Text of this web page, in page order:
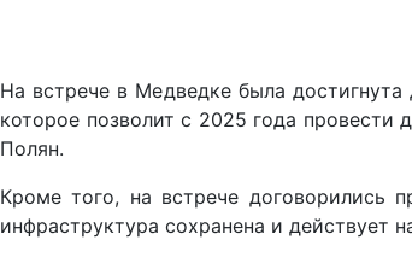
На встрече в Медведке была
которое позволит с 2025 года провести
Полян.
Кроме того, на встрече договорились
инфраструктура сохранена и действует